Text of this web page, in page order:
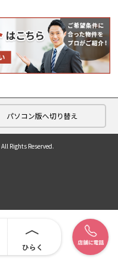
パソコン版へ切り替え
Rights Reserved.